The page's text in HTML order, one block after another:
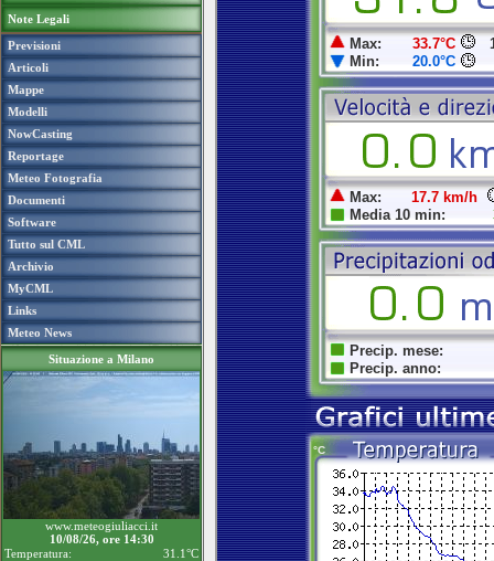
Note Legali
Previsioni
Articoli
Mappe
Modelli
NowCasting
Reportage
Meteo Fotografia
Documenti
Software
Tutto sul CML
Archivio
MyCML
Links
Meteo News
Situazione a Milano
www.meteogiuliacci.it
10/08/26, ore 14:30
Temperatura:
31.1°C